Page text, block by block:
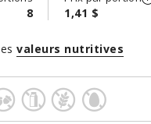
8 1,41 $
valeurs nutritives